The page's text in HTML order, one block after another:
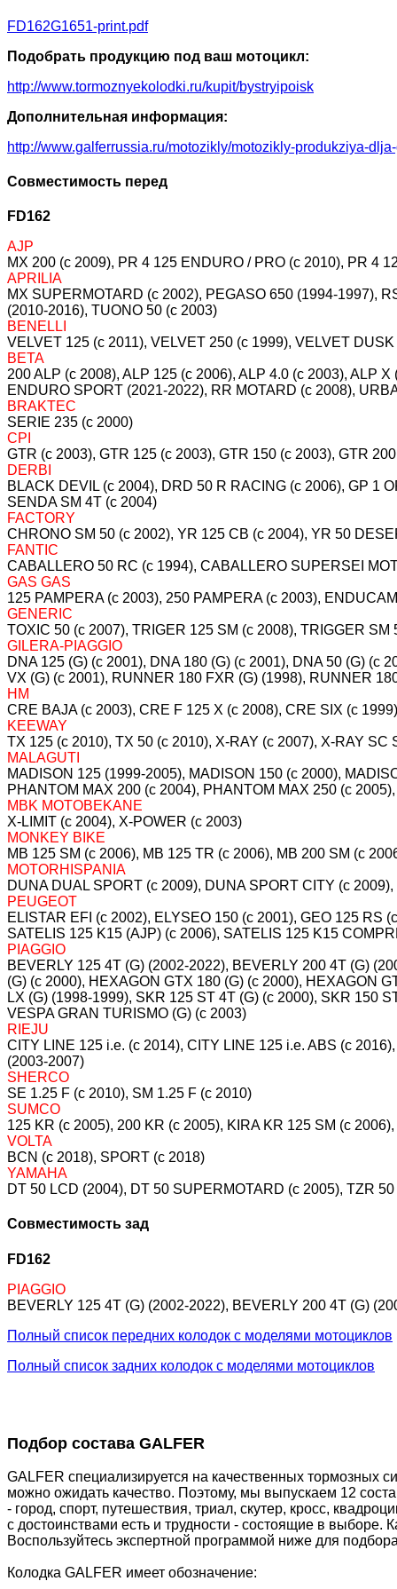
FD162G1651-print.pdf
Подобрать продукцию под ваш мотоцикл:
http://www.tormoznyekolodki.ru/kupit/bystryipoisk
Дополнительная информация:
http://www.galferrussia.ru/motozikly/motozikly-produkziya-
Совместимость перед
FD162
AJP
MX 200 (c 2009), PR 4 125 ENDURO / PRO (c 2010), PR 4
APRILIA
MX SUPERMOTARD (c 2002), PEGASO 650 (1994-1997),
(2010-2016), TUONO 50 (c 2003)
BENELLI
VELVET 125 (c 2011), VELVET 250 (c 1999), VELVET
BETA
200 ALP (c 2008), ALP 125 (c 2006), ALP 4.0 (c 2003), ALP
ENDURO SPORT (2021-2022), RR MOTARD (c 2008),
BRAKTEC
SERIE 235 (c 2000)
CPI
GTR (c 2003), GTR 125 (c 2003), GTR 150 (c 2003), GTR
DERBI
BLACK DEVIL (c 2004), DRD 50 R RACING (c 2006), GP 1
SENDA SM 4T (c 2004)
FACTORY
CHRONO SM 50 (c 2002), YR 125 CB (c 2004), YR 50
FANTIC
CABALLERO 50 RC (c 1994), CABALLERO SUPERSEI
GAS GAS
125 PAMPERA (c 2003), 250 PAMPERA (c 2003),
GENERIC
TOXIC 50 (c 2007), TRIGER 125 SM (c 2008), TRIGGER
GILERA-PIAGGIO
DNA 125 (G) (c 2001), DNA 180 (G) (c 2001), DNA 50 (G)
VX (G) (c 2001), RUNNER 180 FXR (G) (1998), RUNNER
HM
CRE BAJA (c 2003), CRE F 125 X (c 2008), CRE SIX (c
KEEWAY
TX 125 (c 2010), TX 50 (c 2010), X-RAY (c 2007), X-RAY SC
MALAGUTI
MADISON 125 (1999-2005), MADISON 150 (c 2000),
PHANTOM MAX 200 (c 2004), PHANTOM MAX 250 (c
MBK MOTOBEKANE
X-LIMIT (c 2004), X-POWER (c 2003)
MONKEY BIKE
MB 125 SM (c 2006), MB 125 TR (c 2006), MB 200 SM (c
MOTORHISPANIA
DUNA DUAL SPORT (c 2009), DUNA SPORT CITY (c
PEUGEOT
ELISTAR EFI (c 2002), ELYSEO 150 (c 2001), GEO 125 RS
SATELIS 125 K15 (AJP) (c 2006), SATELIS 125 K15
PIAGGIO
BEVERLY 125 4T (G) (2002-2022), BEVERLY 200 4T (G)
(G) (c 2000), HEXAGON GTX 180 (G) (c 2000), HEXAGON
LX (G) (1998-1999), SKR 125 ST 4T (G) (c 2000), SKR 150
VESPA GRAN TURISMO (G) (c 2003)
RIEJU
CITY LINE 125 i.e. (c 2014), CITY LINE 125 i.e. ABS (c
(2003-2007)
SHERCO
SE 1.25 F (c 2010), SM 1.25 F (c 2010)
SUMCO
125 KR (c 2005), 200 KR (c 2005), KIRA KR 125 SM (c
VOLTA
BCN (c 2018), SPORT (c 2018)
YAMAHA
DT 50 LCD (2004), DT 50 SUPERMOTARD (c 2005), TZR
Совместимость зад
FD162
PIAGGIO
BEVERLY 125 4T (G) (2002-2022), BEVERLY 200 4T (G)
Полный список передних колодок с моделями мотоциклов
Полный список задних колодок с моделями мотоциклов
Подбор состава GALFER
GALFER специализируется на качественных тормозных
можно ожидать качество. Поэтому, мы выпускаем 12
- город, спорт, путешествия, триал, скутер, кросс,
с достоинствами есть и трудности - состоящие в выборе.
Воспользуйтесь экспертной программой ниже для
Колодка GALFER имеет обозначение: